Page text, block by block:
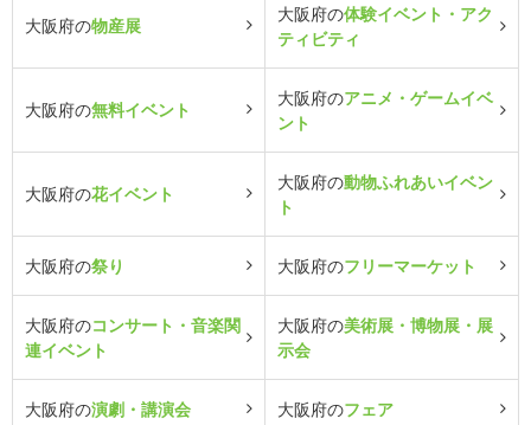
大阪府の物産展
大阪府の体験イベント・アク
ティビティ
大阪府の無料イベント
大阪府のアニメ・ゲームイベ
ント
大阪府の花イベント
大阪府の動物ふれあいイベン
ト
大阪府の祭り 大阪府のフリーマーケット
大阪府のコンサート・音楽関
連イベント
大阪府の美術展・博物展・展
示会
大阪府の演劇・講演会 大阪府のフェア